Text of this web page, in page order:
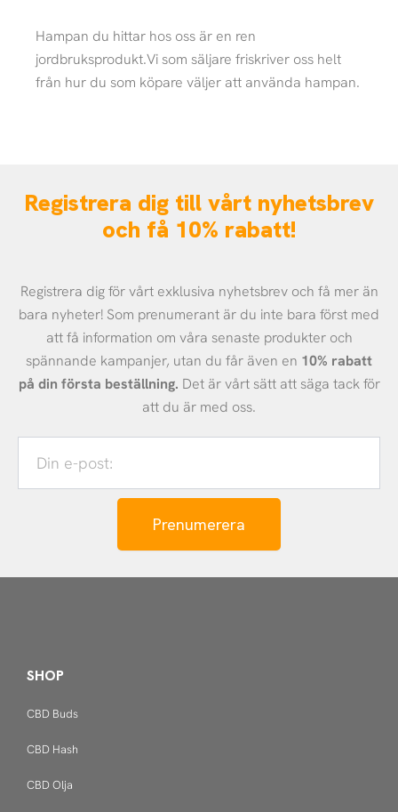
Hampan du hittar hos oss är en ren
jordbruksprodukt.Vi som säljare friskriver oss helt
från hur du som köpare väljer att använda hampan.
Registrera dig till vårt nyhetsbrev
och få 10% rabatt!
Registrera dig för vårt exklusiva nyhetsbrev och få mer än
bara nyheter! Som prenumerant är du inte bara först med
att få information om våra senaste produkter och
spännande kampanjer, utan du får även en 10% rabatt
på din första beställning. Det är vårt sätt att säga tack för
att du är med oss.
Prenumerera
SHOP
CBD Buds
CBD Hash
CBD Olja